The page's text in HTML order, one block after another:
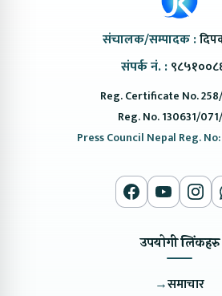
संचालक/सम्पादक :
संपर्क नं. :
Reg. Certificate No.
Reg. No. 130631/
Press Council Nepal Reg. No:
उपयोगी लिंकहरु
→समाचार